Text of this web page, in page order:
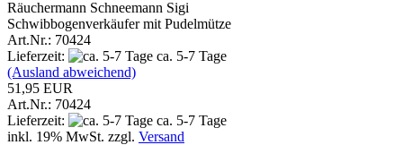
Räuchermann Schneemann Sigi
Schwibbogenverkäufer mit Pudelmütze
Art.Nr.: 70424
Lieferzeit:
ca. 5-7 Tage
(Ausland abweichend)
51,95 EUR
Art.Nr.: 70424
Lieferzeit:
ca. 5-7 Tage
inkl. 19% MwSt. zzgl. Versand